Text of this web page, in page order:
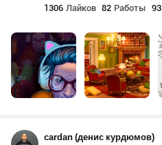
1306 Лайков 82 Работы 93
cardan (денис курдюмов)